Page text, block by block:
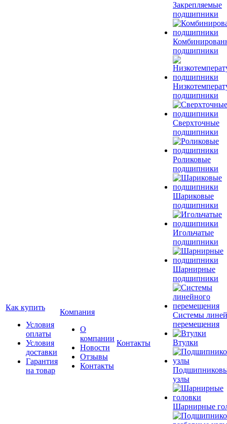
Как купить
Условия
оплаты
Условия
доставки
Гарантия
на товар
Компания
О
компании
Новости
Отзывы
Контакты
Контакты
Закрепляемые
подшипники
подшипники
подшипники
Сверхточные
подшипники
Роликовые
подшипники
Шариковые
подшипники
Игольчатые
подшипники
Шарнирные
подшипники
Системы
перемещения
Втулки
узлы
Шарнирные